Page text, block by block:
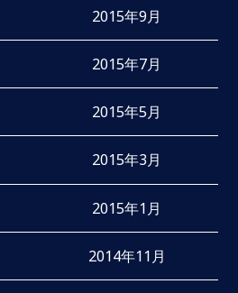
2015年9月
2015年7月
2015年5月
2015年3月
2015年1月
2014年11月